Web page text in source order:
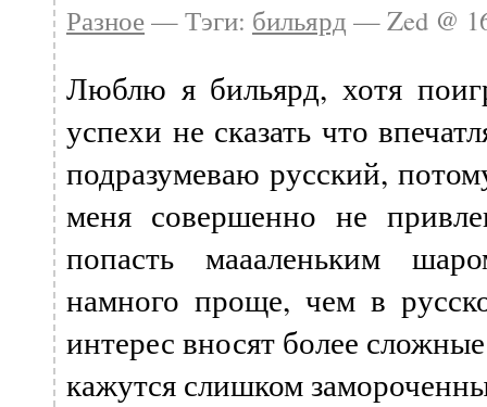
Разное— Тэги: бильярд — Zed @
Люблю я бильярд, хотя
успехи не сказать что
подразумеваю русский,
меня совершенно не
попасть маааленьким
намного проще, чем в
интерес вносят более
кажутся слишком